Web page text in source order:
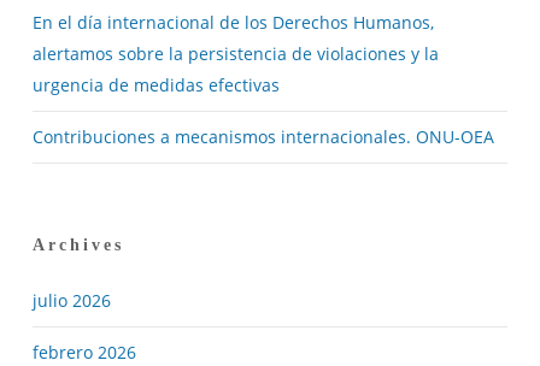
En el día internacional de los Derechos Humanos,
alertamos sobre la persistencia de violaciones y la
urgencia de medidas efectivas
Contribuciones a mecanismos internacionales. ONU-OEA
Archives
julio 2026
febrero 2026